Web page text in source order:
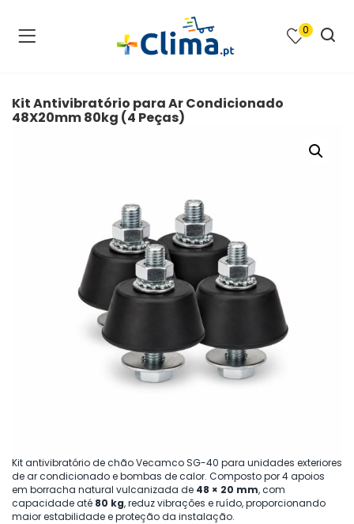
e Barbecues )
0
Kit Antivibratório para Ar Condicionado
48X20mm 80kg (4 Peças)
Kit antivibratório de chão Vecamco SG-40 para unidades exteriores
de ar condicionado e bombas de calor. Composto por 4 apoios
em borracha natural vulcanizada de 48 × 20 mm, com
capacidade até 80 kg, reduz vibrações e ruído, proporcionando
maior estabilidade e proteção da instalação.